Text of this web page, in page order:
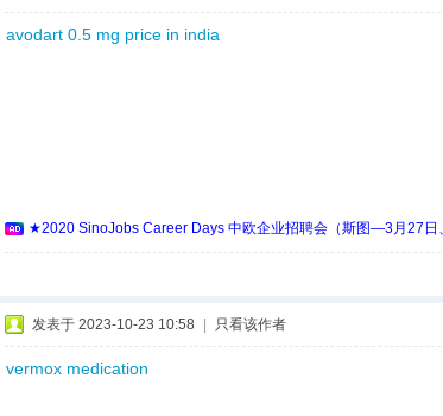
avodart 0.5 mg price in india
★2020 SinoJobs Career Days 中欧企业招聘会（斯图—3月27
发表于 2023-10-23 10:58 只看该作者
vermox medication